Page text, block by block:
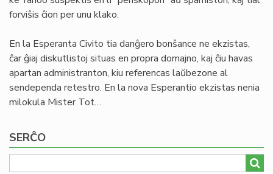
forviŝis ĉion per unu klako.
En la Esperanta Civito tia danĝero bonŝance ne ekzistas,
ĉar ĝiaj diskutlistoj situas en propra domajno, kaj ĉiu havas
apartan administranton, kiu referencas laŭbezone al
sendependa retestro. En la nova Esperantio ekzistas nenia
milokula Mister Tot…
SERĈO